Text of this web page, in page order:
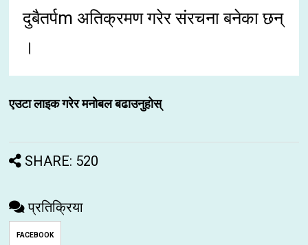
दुबैतर्पm अतिक्रमण गरेर संरचना बनेका छन्
।
एउटा लाइक गरेर मनोबल बढाउनुहोस्
SHARE: 520
प्रतिक्रिया
FACEBOOK